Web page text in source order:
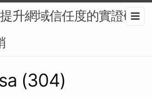
升網域信任度的實證研
(304)